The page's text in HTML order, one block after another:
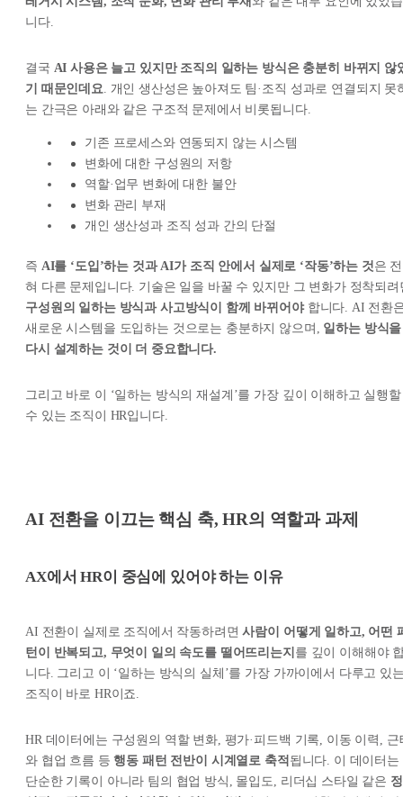
니다.
결국 AI 사용은 늘고 있지만 조직의 일하는 방식은 충분히 바뀌지 않
기 때문인데요. 개인 생산성은 높아져도 팀·조직 성과로 연결되지 못
는 간극은 아래와 같은 구조적 문제에서 비롯됩니다.
기존 프로세스와 연동되지 않는 시스템
변화에 대한 구성원의 저항
역할·업무 변화에 대한 불안
변화 관리 부재
개인 생산성과 조직 성과 간의 단절
즉 AI를 ‘도입’하는 것과 AI가 조직 안에서 실제로 ‘작동’하는 것은 전
혀 다른 문제입니다. 기술은 일을 바꿀 수 있지만 그 변화가 정착되려
구성원의 일하는 방식과 사고방식이 함께 바뀌어야합니다. AI 전환
새로운 시스템을 도입하는 것으로는 충분하지 않으며, 일하는 방식을
다시 설계하는 것이 더 중요합니다.
그리고 바로 이 ‘일하는 방식의 재설계’를 가장 깊이 이해하고 실행할
수 있는 조직이 HR입니다.
AI 전환을 이끄는 핵심 축, HR의 역할과 과제
AX에서 HR이 중심에 있어야 하는 이유
AI 전환이 실제로 조직에서 작동하려면사람이 어떻게 일하고, 어떤
턴이 반복되고, 무엇이 일의 속도를 떨어뜨리는지 를 깊이 이해해야
니다. 그리고 이 ‘일하는 방식의 실체’를 가장 가까이에서 다루고 있
조직이 바로 HR이죠.
HR 데이터에는 구성원의 역할 변화, 평가·피드백 기록, 이동 이력, 근
와 협업 흐름 등행동 패턴 전반이 시계열로 축적 됩니다. 이 데이터는
단순한 기록이 아니라 팀의 협업 방식, 몰입도, 리더십 스타일 같은 정